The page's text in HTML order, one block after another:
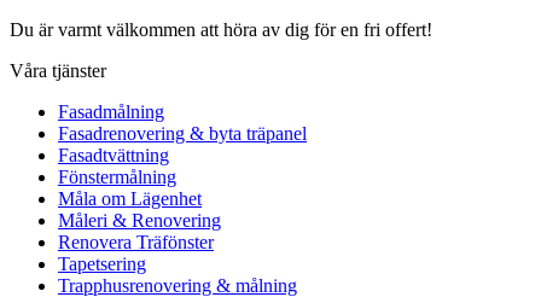
Du är varmt välkommen att höra av dig för en fri offert!
Våra tjänster
Fasadmålning
Fasadrenovering & byta träpanel
Fasadtvättning
Fönstermålning
Måla om Lägenhet
Måleri & Renovering
Renovera Träfönster
Tapetsering
Trapphusrenovering & målning